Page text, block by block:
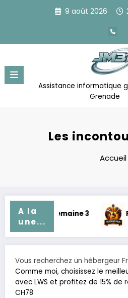
9 août 2026
Assistance informatique
Grenade
Les
Accueil
A la
une...
guitare semaine 3
Vous recherchez un hébergeur
Comme moi, choisissez le
avec LWS et profitez de 15%
CH78